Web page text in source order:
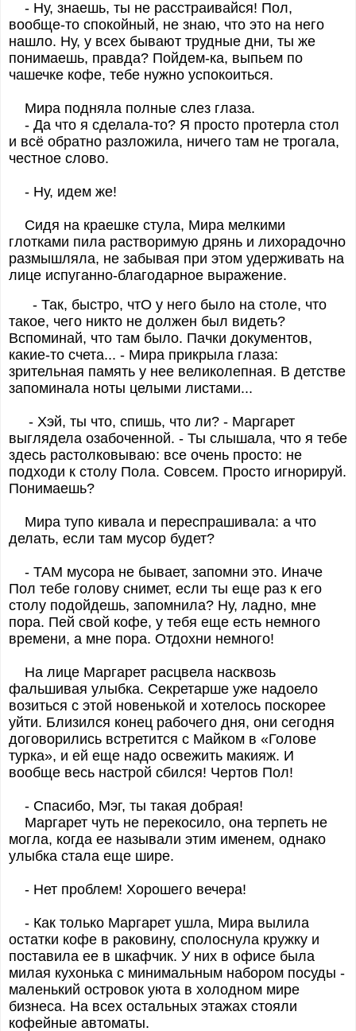
- Ну, знаешь, ты не расстраивайся! Пол,
вообще-то спокойный, не знаю, что это на него
нашло. Ну, у всех бывают трудные дни, ты же
понимаешь, правда? Пойдем-ка, выпьем по
чашечке кофе, тебе нужно успокоиться.
Мира подняла полные слез глаза.
- Да что я сделала-то? Я просто протерла стол
и всё обратно разложила, ничего там не трогала,
честное слово.
- Ну, идем же!
Сидя на краешке стула, Мира мелкими
глотками пила растворимую дрянь и лихорадочно
размышляла, не забывая при этом удерживать на
лице испуганно-благодарное выражение.
- Так, быстро, чтО у него было на столе, что
такое, чего никто не должен был видеть?
Вспоминай, что там было. Пачки документов,
какие-то счета... - Мира прикрыла глаза:
зрительная память у нее великолепная. В детстве
запоминала ноты целыми листами...
- Хэй, ты что, спишь, что ли? - Маргарет
выглядела озабоченной. - Ты слышала, что я тебе
здесь растолковываю: все очень просто: не
подходи к столу Пола. Совсем. Просто игнорируй.
Понимаешь?
Мира тупо кивала и переспрашивала: а что
делать, если там мусор будет?
- ТАМ мусора не бывает, запомни это. Иначе
Пол тебе голову снимет, если ты еще раз к его
столу подойдешь, запомнила? Ну, ладно, мне
пора. Пей свой кофе, у тебя еще есть немного
времени, а мне пора. Отдохни немного!
На лице Маргарет расцвела насквозь
фальшивая улыбка. Секретарше уже надоело
возиться с этой новенькой и хотелось поскорее
уйти. Близился конец рабочего дня, они сегодня
договорились встретится с Майком в «Голове
турка», и ей еще надо освежить макияж. И
вообще весь настрой сбился! Чертов Пол!
- Спасибо, Мэг, ты такая добрая!
Маргарет чуть не перекосило, она терпеть не
могла, когда ее называли этим именем, однако
улыбка стала еще шире.
- Нет проблем! Хорошего вечера!
- Как только Маргарет ушла, Мира вылила
остатки кофе в раковину, сполоснула кружку и
поставила ее в шкафчик. У них в офисе была
милая кухонька с минимальным набором посуды -
маленький островок уюта в холодном мире
бизнеса. На всех остальных этажах стояли
кофейные автоматы.